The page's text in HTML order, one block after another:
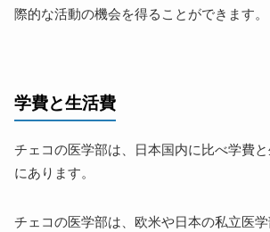
際的な活動の機会を得ることができます。
学費と生活費
チェコの医学部は、日本国内に比べ学費
にあります。
チェコの医学部は、欧米や日本の私立医